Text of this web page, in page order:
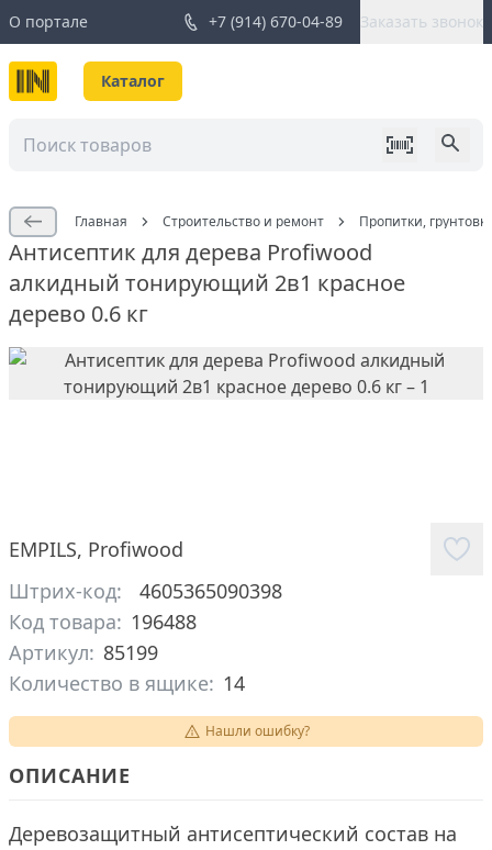
О портале +7 (914) 670-04-89 Заказать звонок
Каталог
Главная Строительство и ремонт Пропитки,
Антисептик для дерева Profiwood
алкидный тонирующий 2в1 красное
дерево 0.6 кг
EMPILS, Profiwood
Штрих-код:
4605365090398
Код товара: 196488
Артикул: 85199
Количество в ящике: 14
Нашли ошибку?
ОПИСАНИЕ
Деревозащитный антисептический состав на